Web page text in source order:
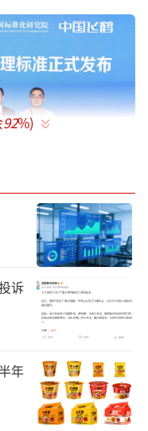
会上，飞鹤乳源原料鲜
者洞察报告》显
维度中，“新鲜
，超过“营养成
92%)
诉
年